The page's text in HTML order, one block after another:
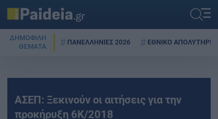
ΔΗΜΟΦΙΛΗ
ΘΕΜΑΤΑ
ΠΑΝΕΛΛΗΝΙΕΣ 2026 ΕΘΝΙΚΟ ΑΠΟΛΥΤΗΡΙΟ
ΑΣΕΠ: Ξεκινούν οι αιτήσεις για την
προκήρυξη 6Κ/2018